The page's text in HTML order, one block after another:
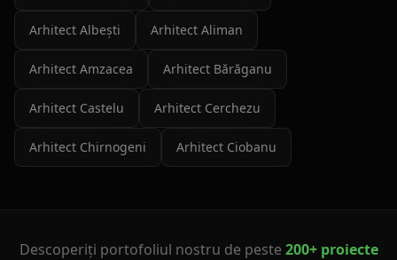
Arhitect Albești Arhitect Aliman
Arhitect Amzacea Arhitect Bărăganu
Arhitect Castelu Arhitect Cerchezu
Arhitect Chirnogeni Arhitect Ciobanu
Descoperiți portofoliul nostru de peste 200+ proiecte